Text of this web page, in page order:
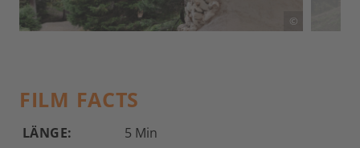
©
FILM FACTS
LÄNGE:
5 Min